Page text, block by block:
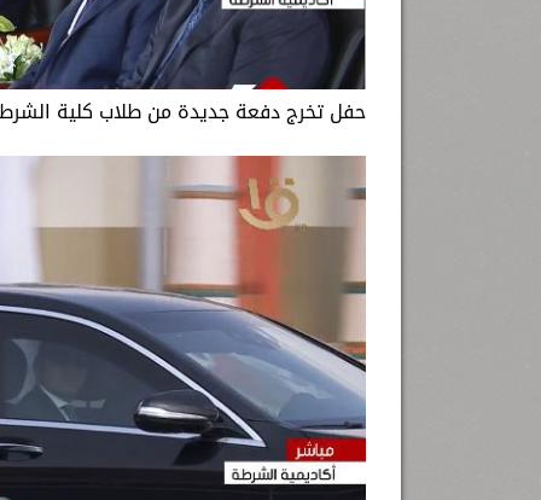
حفل تخرج دفعة جديدة من طلاب كلية الشرطة 2022، بحضور الرئيس عبد الفتاح